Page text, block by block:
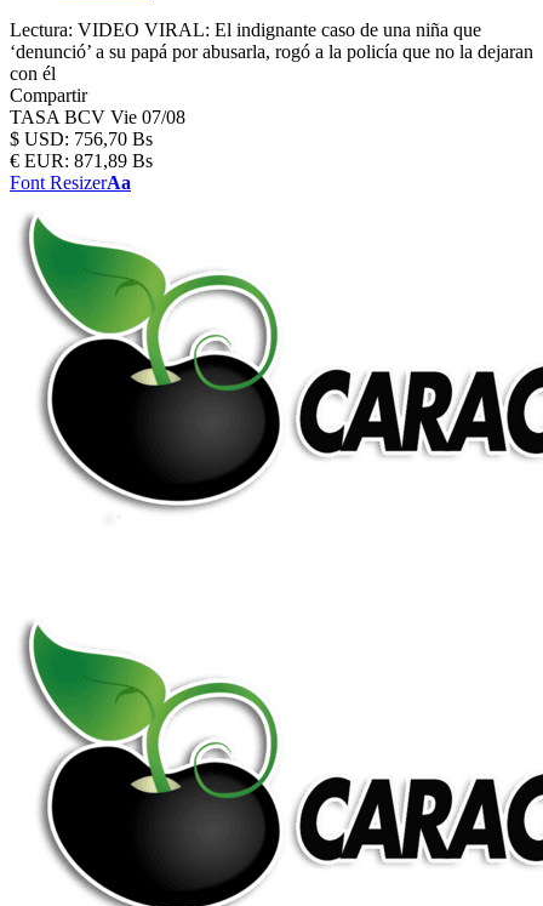
Lectura: VIDEO VIRAL: El indignante caso de una niña que
‘denunció’ a su papá por abusarla, rogó a la policía que no la dejaran
con él
Compartir
TASA BCV Vie 07/08
$ USD: 756,70 Bs
€ EUR: 871,89 Bs
Font ResizerAa